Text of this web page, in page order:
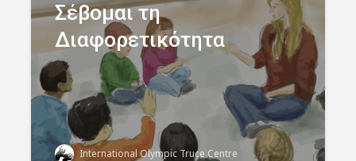
Σέβομαι τη
Διαφορετικότητα
International Olympic Truce Centre